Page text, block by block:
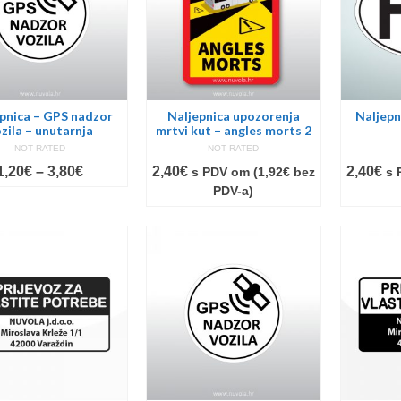
– GPS nadzor
– unutarnja
NOT RATED
€ – 3,80€Price
Naljepnica upozorenja
mrtvi kut – angles morts 2
NOT RATED
2,40€ s PDV om (1,92€bez
PDV-a)
2,40€ s